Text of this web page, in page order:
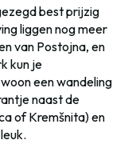
best prijzig
liggen nog meer
van Postojna, en
kun je
een wandeling
naast de
of Kremšnita) en